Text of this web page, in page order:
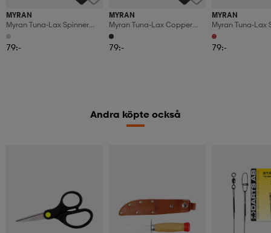
MYRAN
Myran Tuna-Lax Spinner
30g Silver
79:-
MYRAN
Myran Tuna-Lax Copper
25g Black/red/dot
79:-
MYRAN
Myran Tuna-Lax
Copper 25g
Copper/red/dot
79:-
Andra köpte också